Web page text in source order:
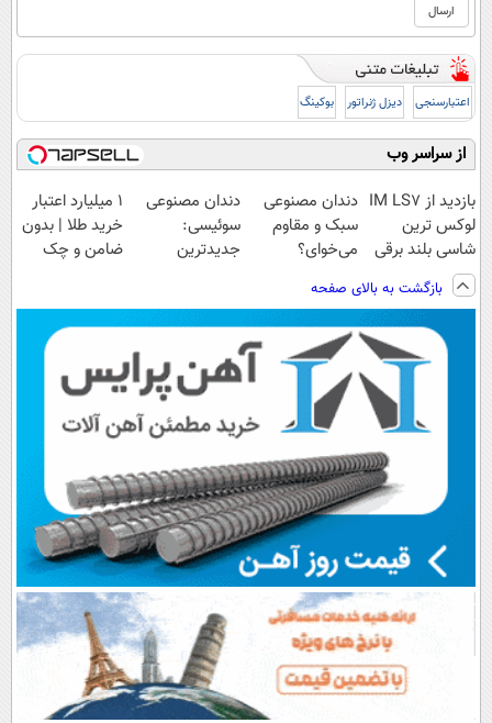
اعتبارسنجی دیزل ژنراتور بوکینگ
از سراسر وب
بازدید از IM LS7
لوکس ترین
شاسی بلند برقی
ایران در باشگاه
انقلاب
دندان مصنوعی
سبک و مقاوم
می‌خوای؟
هم داریم!😍 |
📍تهران
دندان مصنوعی
سوئیسی:
جدیدترین
پرداخت قسطی
۱ میلیارد اعتبار
خرید طلا | بدون
ضامن و چک
بازگشت به بالای صفحه